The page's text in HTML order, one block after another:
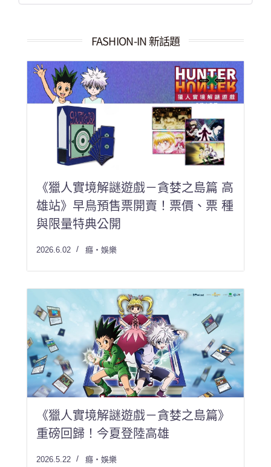
果：
FASHION-IN 新話題
《獵人實境解謎遊戲－貪婪之島篇 高
雄站》早鳥預售票開賣！票價、票 種
與限量特典公開
2026.6.02 癮・娛樂
《獵人實境解謎遊戲－貪婪之島篇》
重磅回歸！今夏登陸高雄
2026.5.22 癮・娛樂